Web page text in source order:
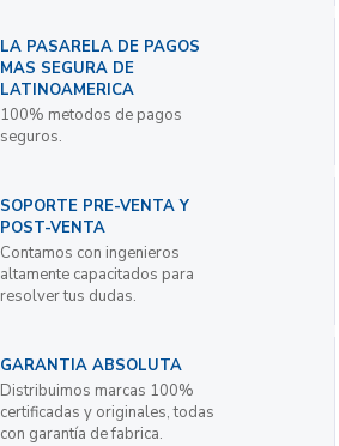
LA PASARELA DE PAGOS
MAS SEGURA DE
LATINOAMERICA
100% metodos de pagos
seguros.
SOPORTE PRE-VENTA Y
POST-VENTA
Contamos con ingenieros
altamente capacitados para
resolver tus dudas.
GARANTIA ABSOLUTA
Distribuimos marcas 100%
certificadas y originales, todas
con garantía de fabrica.